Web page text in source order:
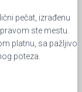
pečat, izrađenu
ste mestu.
platnu, sa pažljivo
poteza.